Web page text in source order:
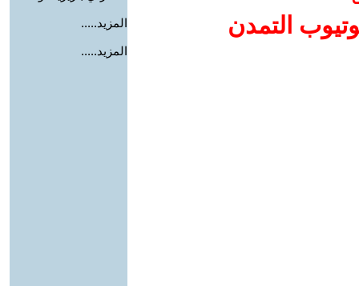
التمدن
المزيد.....
المزيد.....